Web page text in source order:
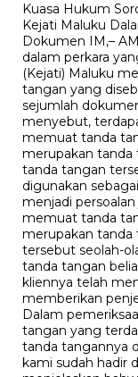
Kuasa Hukum
Kejati Maluku
Dokumen IM,–
dalam perkara
(Kejati) Maluku
tangan yang
sejumlah
menyebut,
memuat tanda
merupakan tanda
tanda tangan
digunakan
menjadi
memuat tanda
merupakan tanda
tersebut seolah-
tanda tangan
kliennya telah
memberikan
Dalam
tangan yang
tanda tangannya
kami sudah hadir